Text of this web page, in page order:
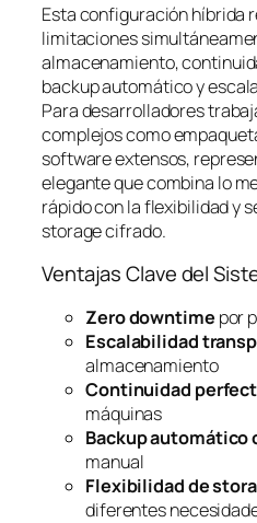
Esta configuración híbrida
limitaciones
almacenamiento,
backup automático y
Para desarrolladores
complejos como
software extensos,
elegante que combina lo
rápido con la flexibilidad y
storage cifrado.
Ventajas Clave del
Zero downtime por
Escalabilidad
almacenamiento
Continuidad
máquinas
Backup automático
manual
Flexibilidad de
diferentes